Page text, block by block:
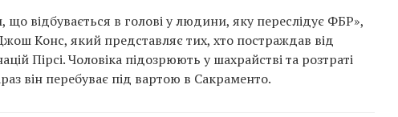
що відбувається в голові у людини, яку переслідує ФБР»,
Конс, який представляє тих, хто постраждав від
Пірсі. Чоловіка підозрюють у шахрайстві та розтраті
він перебуває під вартою в Сакраменто.